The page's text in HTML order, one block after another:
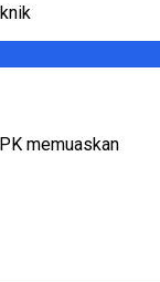
memuaskan